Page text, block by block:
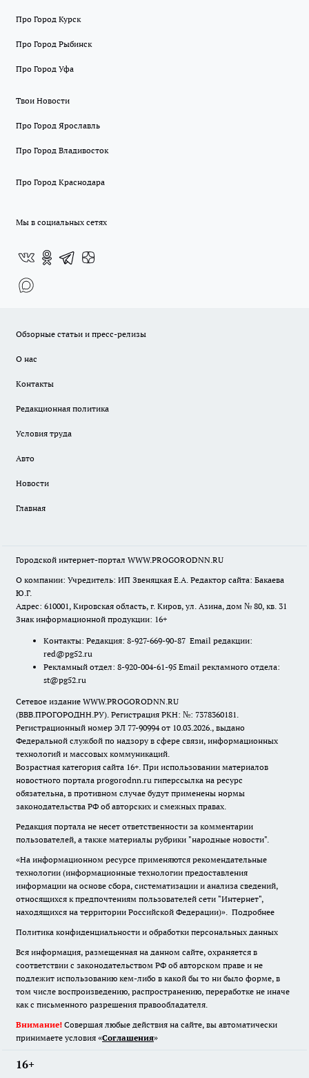
Про Город Курск
Про Город Рыбинск
Про Город Уфа
Твои Новости
Про Город Ярославль
Про Город Владивосток
Про Город Краснодара
Мы в социальных сетях
Обзорные статьи и пресс-релизы
О нас
Контакты
Редакционная политика
Условия труда
Авто
Новости
Главная
Городской интернет-портал WWW.PROGORODNN.RU
О компании: Учредитель: ИП Звеняцкая Е.А. Редактор сайта: Бакаева
Ю.Г.
Адрес: 610001, Кировская область, г. Киров, ул. Азина, дом № 80, кв. 31
Знак информационной продукции: 16+
Контакты: Редакция: 8-927-669-90-87 Email редакции:
red@pg52.ru
Рекламный отдел: 8-920-004-61-95 Email рекламного отдела:
st@pg52.ru
Сетевое издание WWW.PROGORODNN.RU
(ВВВ.ПРОГОРОДНН.РУ). Регистрация РКН: №: 7378360181.
Регистрационный номер ЭЛ 77-90994 от 10.03.2026., выдано
Федеральной службой по надзору в сфере связи, информационных
технологий и массовых коммуникаций.
Возрастная категория сайта 16+. При использовании материалов
новостного портала progorodnn.ru гиперссылка на ресурс
обязательна, в противном случае будут применены нормы
законодательства РФ об авторских и смежных правах.
Редакция портала не несет ответственности за комментарии
пользователей, а также материалы рубрики "народные новости".
«На информационном ресурсе применяются рекомендательные
технологии (информационные технологии предоставления
информации на основе сбора, систематизации и анализа сведений,
относящихся к предпочтениям пользователей сети "Интернет",
находящихся на территории Российской Федерации)». Подробнее
Политика конфиденциальности и обработки персональных данных
Вся информация, размещенная на данном сайте, охраняется в
соответствии с законодательством РФ об авторском праве и не
подлежит использованию кем-либо в какой бы то ни было форме, в
том числе воспроизведению, распространению, переработке не иначе
как с письменного разрешения правообладателя.
Внимание! Совершая любые действия на сайте, вы автоматически
принимаете условия «Cоглашения»
16+